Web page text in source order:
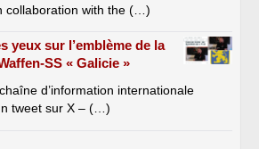
collaboration with the (…)
yeux sur l’emblème de la
SS « Galicie »
d’information internationale
tweet sur X – (…)